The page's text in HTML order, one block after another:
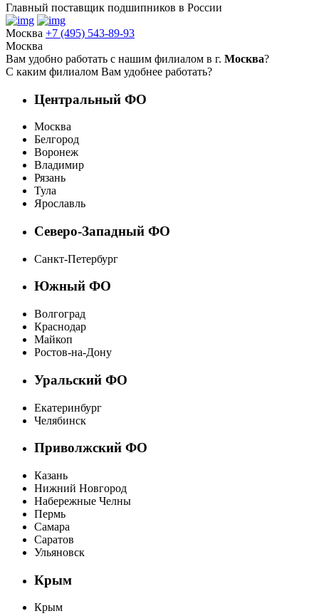
Главный поставщик подшипников в России
Москва +7 (495) 543-89-93
Москва
Вам удобно работать с нашим филиалом в г. Москва?
С каким филиалом Вам удобнее работать?
Центральный ФО
Москва
Белгород
Воронеж
Владимир
Рязань
Тула
Ярославль
Северо-Западный ФО
Санкт-Петербург
Южный ФО
Волгоград
Краснодар
Майкоп
Ростов-на-Дону
Уральский ФО
Екатеринбург
Челябинск
Приволжский ФО
Казань
Нижний Новгород
Набережные Челны
Пермь
Самара
Саратов
Ульяновск
Крым
Крым